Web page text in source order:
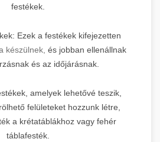
festékek.
Ezek a festékek kifejezetten
készülnek, és jobban ellenállnak
és az időjárásnak.
amelyek lehetővé teszik,
felületeket hozzunk létre,
a krétatáblákhoz vagy fehér
táblafesték.